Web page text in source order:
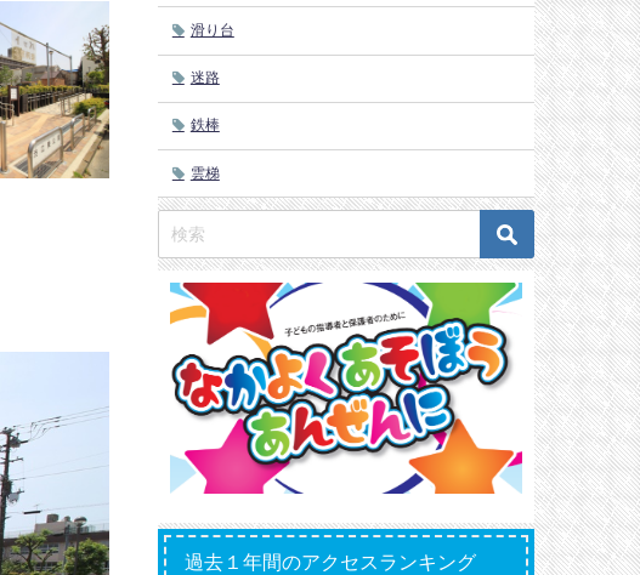
滑り台
迷路
鉄棒
雲梯
過去１年間のアクセスランキング